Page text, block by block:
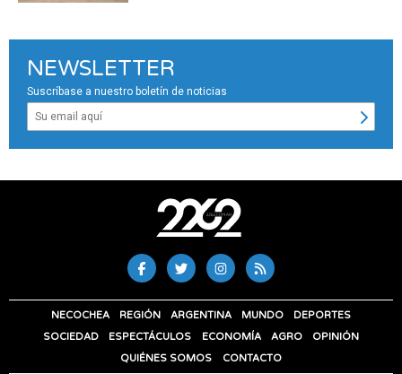
NEWSLETTER
Suscríbase a nuestro boletín de noticias
NECOCHEA REGIÓN ARGENTINA MUNDO
DEPORTES
SOCIEDAD
ESPECTÁCULOS ECONOMÍA AGRO
OPINIÓN
QUIÉNES SOMOS
CONTACTO